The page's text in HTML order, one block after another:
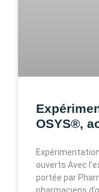
OSYS®,
ouverts Avec
portée par
pharmaciens